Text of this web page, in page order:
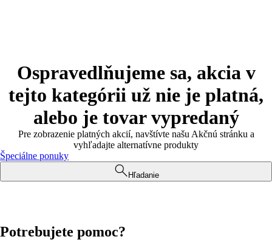
Ospravedlňujeme sa, akcia v
tejto kategórii už nie je platná,
alebo je tovar vypredaný
Pre zobrazenie platných akcií, navštívte našu Akčnú stránku a
vyhľadajte alternatívne produkty
Špeciálne ponuky
Hľadanie
Potrebujete pomoc?